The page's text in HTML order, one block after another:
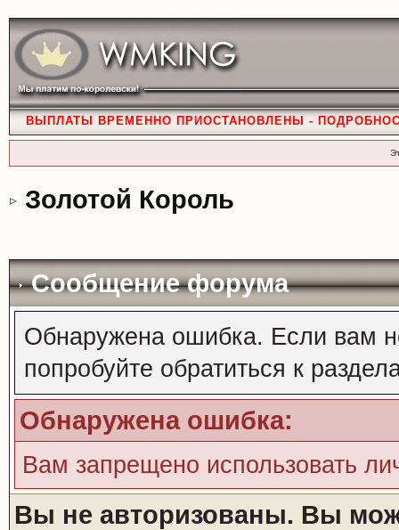
ВЫПЛАТЫ ВРЕМЕННО ПРИОСТАНОВЛЕНЫ -
Золотой Король
Сообщение форума
Обнаружена ошибка. Если вам
попробуйте обратиться к
Обнаружена ошибка:
Вам запрещено использовать
Вы не авторизованы. Вы